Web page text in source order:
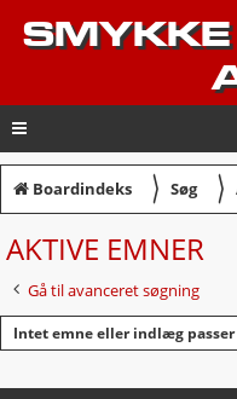
SMYKKE
Boardindeks 〉 Søg 〉
AKTIVE EMNER
Gå til avanceret søgning
Intet emne eller indlæg